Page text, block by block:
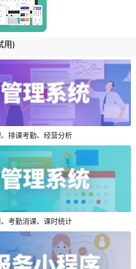
用)
排课考勤、经营分析
考勤消课、课时统计